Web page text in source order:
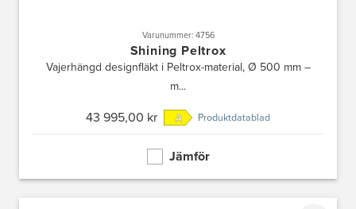
Varunummer: 4756
Shining Peltrox
Vajerhängd designfläkt i Peltrox-material, Ø 500 mm –
m...
43 995,00 kr Produktdatablad
Jämför